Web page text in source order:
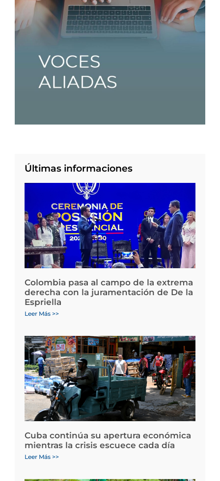
Últimas informaciones
Colombia pasa al campo de la extrema
derecha con la juramentación de De la
Espriella
Leer Más >>
Cuba continúa su apertura económica
mientras la crisis escuece cada día
Leer Más >>